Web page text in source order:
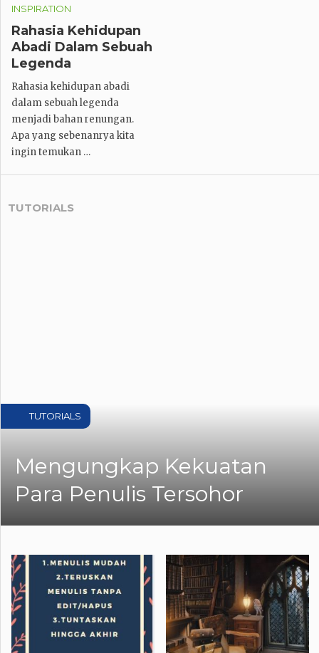
INSPIRATION
Rahasia Kehidupan
Abadi Dalam Sebuah
Legenda
Rahasia kehidupan abadi
dalam sebuah legenda
menjadi bahan renungan.
Apa yang sebenanrya kita
ingin temukan …
TUTORIALS
TUTORIALS
Mengungkap Kekuatan
Para Penulis Tersohor